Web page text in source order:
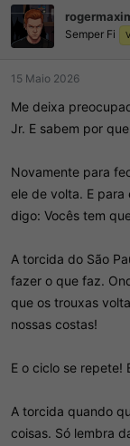
Semper Fi
15 Maio 2026
Me deixa
Jr. E sabem por
Novamente para
ele de volta. E para
digo: Vocês tem
A torcida do São
fazer o que faz.
que os trouxas
nossas costas!
E o ciclo se repete!
A torcida quando
coisas. Só lembra